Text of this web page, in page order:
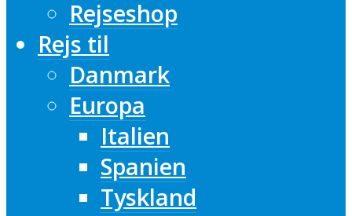
Rejseshop
Rejs til
Danmark
Europa
Italien
Spanien
Tyskland